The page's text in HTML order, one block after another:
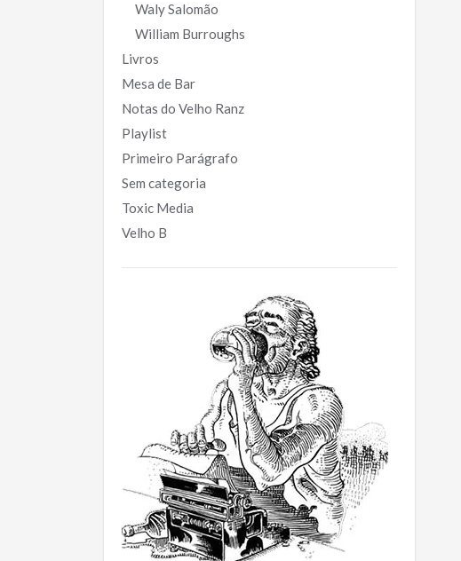
Waly Salomão
William Burroughs
Livros
Mesa de Bar
Notas do Velho Ranz
Playlist
Primeiro Parágrafo
Sem categoria
Toxic Media
Velho B